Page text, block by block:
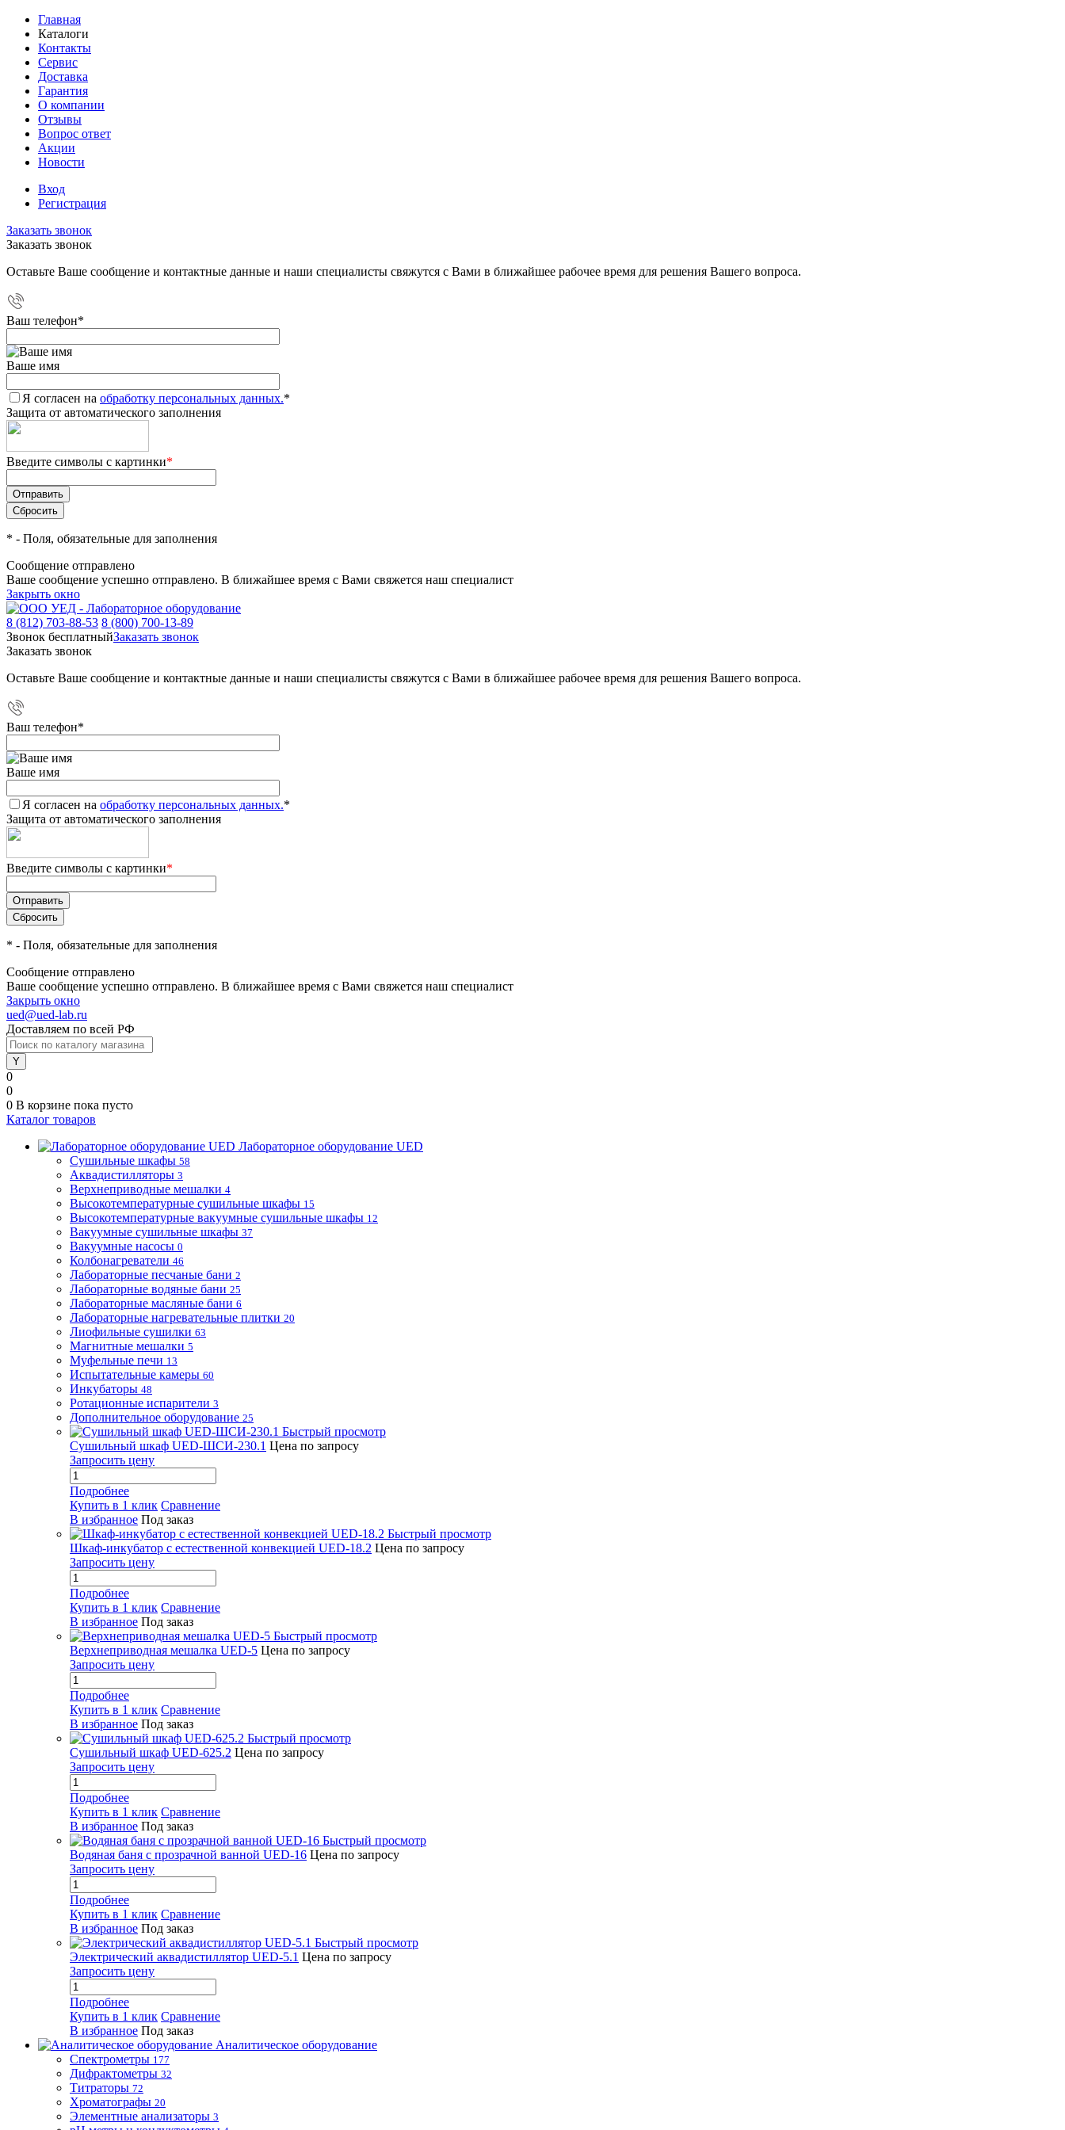
Главная
Каталоги
Контакты
Сервис
Доставка
Гарантия
О компании
Отзывы
Вопрос ответ
Акции
Новости
Вход
Регистрация
Заказать звонок
Заказать звонок
Оставьте Ваше сообщение и контактные данные и наши специалисты свяжутся с Вами в ближайшее рабочее время для решения Вашего вопроса.
Ваш телефон*
Ваше имя
Я согласен на обработку персональных данных.*
Защита от автоматического заполнения
Введите символы с картинки*
* - Поля, обязательные для заполнения
Сообщение отправлено
Ваше сообщение успешно отправлено. В ближайшее время с Вами свяжется наш специалист
Закрыть окно
8 (812) 703-88-53 8 (800) 700-13-89
Звонок бесплатныйЗаказать звонок
Заказать звонок
Оставьте Ваше сообщение и контактные данные и наши специалисты свяжутся с Вами в ближайшее рабочее время для решения Вашего вопроса.
Ваш телефон*
Ваше имя
Я согласен на обработку персональных данных.*
Защита от автоматического заполнения
Введите символы с картинки*
* - Поля, обязательные для заполнения
Сообщение отправлено
Ваше сообщение успешно отправлено. В ближайшее время с Вами свяжется наш специалист
Закрыть окно
ued@ued-lab.ru
Доставляем по всей РФ
0
0
0 В корзине пока пусто
Каталог товаров
Лабораторное оборудование UED
Сушильные шкафы 58
Аквадистилляторы 3
Верхнеприводные мешалки 4
Высокотемпературные сушильные шкафы 15
Высокотемпературные вакуумные сушильные шкафы 12
Вакуумные сушильные шкафы 37
Вакуумные насосы 0
Колбонагреватели 46
Лабораторные песчаные бани 2
Лабораторные водяные бани 25
Лабораторные масляные бани 6
Лабораторные нагревательные плитки 20
Лиофильные сушилки 63
Магнитные мешалки 5
Муфельные печи 13
Испытательные камеры 60
Инкубаторы 48
Ротационные испарители 3
Дополнительное оборудование 25
Быстрый просмотр
Сушильный шкаф UED-ШСИ-230.1 Цена по запросу
Запросить цену
Подробнее
Купить в 1 клик Сравнение
В избранное Под заказ
Быстрый просмотр
Шкаф-инкубатор с естественной конвекцией UED-18.2 Цена по запросу
Запросить цену
Подробнее
Купить в 1 клик Сравнение
В избранное Под заказ
Быстрый просмотр
Верхнеприводная мешалка UED-5 Цена по запросу
Запросить цену
Подробнее
Купить в 1 клик Сравнение
В избранное Под заказ
Быстрый просмотр
Сушильный шкаф UED-625.2 Цена по запросу
Запросить цену
Подробнее
Купить в 1 клик Сравнение
В избранное Под заказ
Быстрый просмотр
Водяная баня с прозрачной ванной UED-16 Цена по запросу
Запросить цену
Подробнее
Купить в 1 клик Сравнение
В избранное Под заказ
Быстрый просмотр
Электрический аквадистиллятор UED-5.1 Цена по запросу
Запросить цену
Подробнее
Купить в 1 клик Сравнение
В избранное Под заказ
Аналитическое оборудование
Спектрометры 177
Дифрактометры 32
Титраторы 72
Хроматографы 20
Элементные анализаторы 3